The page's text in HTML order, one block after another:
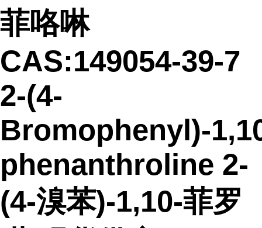
菲咯啉
CAS:149054-39-7
2-(4-
Bromophenyl)-
phenanthroline 2-
(4-溴苯)-1,10-菲罗